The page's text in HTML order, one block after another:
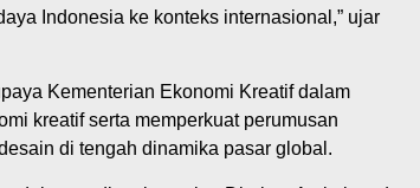
Indonesia ke konteks internasional,” ujar
Kementerian Ekonomi Kreatif dalam
kreatif serta memperkuat perumusan
di tengah dinamika pasar global.